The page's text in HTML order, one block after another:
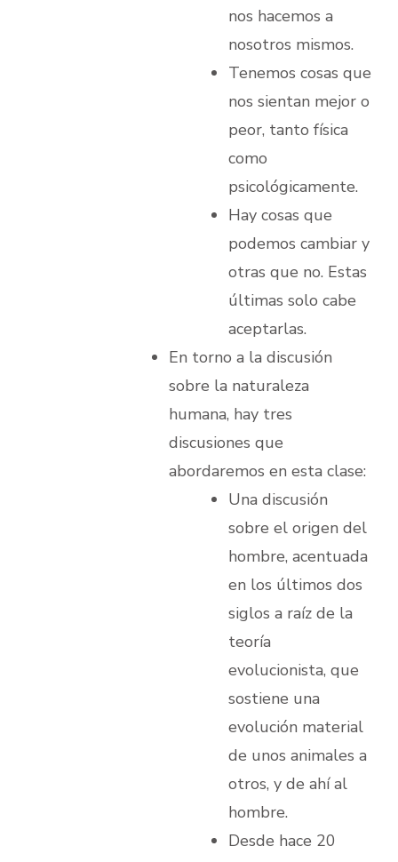
nos hacemos a
nosotros mismos.
Tenemos cosas que
nos sientan mejor o
peor, tanto física
como
psicológicamente.
Hay cosas que
podemos cambiar y
otras que no. Estas
últimas solo cabe
aceptarlas.
En torno a la discusión
sobre la naturaleza
humana, hay tres
discusiones que
abordaremos en esta clase:
Una discusión
sobre el origen del
hombre, acentuada
en los últimos dos
siglos a raíz de la
teoría
evolucionista, que
sostiene una
evolución material
de unos animales a
otros, y de ahí al
hombre.
Desde hace 20